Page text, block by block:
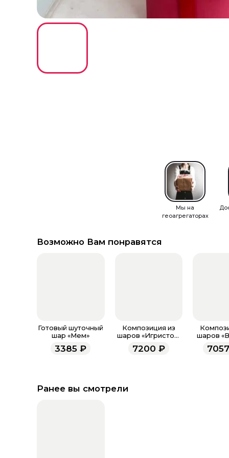
Мы на
геоагрегаторах
Возможно Вам понравятся
Готовый шуточный
шар «Мем»
3385 ₽
Композиция из
шаров «Игристое.
7200 ₽
шаров
Ранее вы смотрели